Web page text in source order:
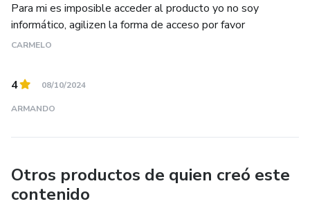
Para mi es imposible acceder al producto yo no soy
informático, agilizen la forma de acceso por favor
CARMELO
4 08/10/2024
ARMANDO
Otros productos de quien creó este
contenido